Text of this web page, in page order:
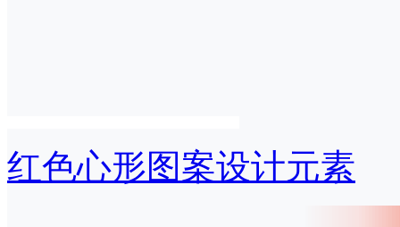
红色心形图案设计元素